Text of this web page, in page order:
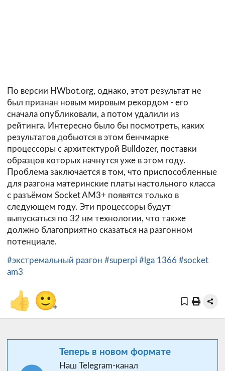
По версии HWbot.org, однако, этот результат не
был признан новым мировым рекордом - его
сначала опубликовали, а потом удалили из
рейтинга. Интересно было бы посмотреть, каких
результатов добьются в этом бенчмарке
процессоры с архитектурой Bulldozer, поставки
образцов которых начнутся уже в этом году.
Проблема заключается в том, что приспособленные
для разгона материнские платы настольного класса
с разъёмом Socket AM3+ появятся только в
следующем году. Эти процессоры будут
выпускаться по 32 нм технологии, что также
должно благоприятно сказаться на разгонном
потенциале.
#экстремальный разгон #superpi #lga 1366 #socket
am3
👍 🙂+
Теперь в новом формате
Наш Telegram-канал